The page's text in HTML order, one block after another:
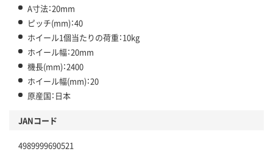
A寸法：20mm
ピッチ(mm)：40
ホイール1個当たりの荷重：10kg
ホイール幅：20mm
機長(mm)：2400
ホイール幅(mm)：20
原産国：日本
JANコード
4989999690521